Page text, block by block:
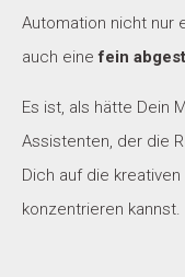
Automation nicht nur
auch einefein
Es ist, als hätte Dein
Assistenten, der die
Dich auf die
konzentrieren kannst.